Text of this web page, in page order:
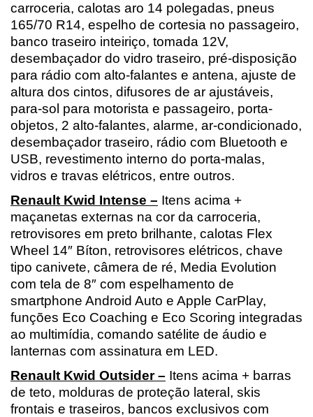
carroceria, calotas aro 14 polegadas, pneus
165/70 R14, espelho de cortesia no passageiro,
banco traseiro inteiriço, tomada 12V,
desembaçador do vidro traseiro, pré-disposição
para rádio com alto-falantes e antena, ajuste de
altura dos cintos, difusores de ar ajustáveis,
para-sol para motorista e passageiro, porta-
objetos, 2 alto-falantes, alarme, ar-condicionado,
desembaçador traseiro, rádio com Bluetooth e
USB, revestimento interno do porta-malas,
vidros e travas elétricos, entre outros.
Renault Kwid Intense – Itens acima +
maçanetas externas na cor da carroceria,
retrovisores em preto brilhante, calotas Flex
Wheel 14″ Bíton, retrovisores elétricos, chave
tipo canivete, câmera de ré, Media Evolution
com tela de 8″ com espelhamento de
smartphone Android Auto e Apple CarPlay,
funções Eco Coaching e Eco Scoring integradas
ao multimídia, comando satélite de áudio e
lanternas com assinatura em LED.
Renault Kwid Outsider – Itens acima + barras
de teto, molduras de proteção lateral, skis
frontais e traseiros, bancos exclusivos com